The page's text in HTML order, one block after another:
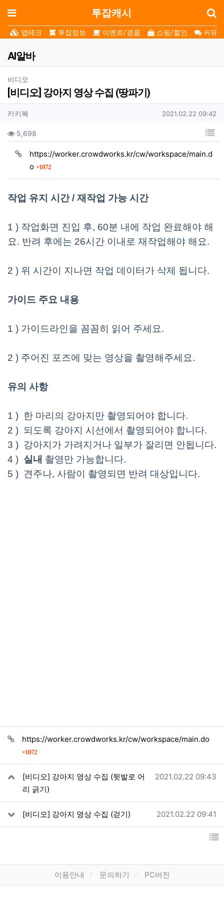
메뉴 투잡캐시
앱테크 투잡정보 이벤트/경품 쇼핑/할인 커뮤
AI알바
분류
비디오
[비디오] 강아지 영상 수집 (땅파기)
작성자 정보
작성자
카키복 작성일
2021.02.22 09:42
컨텐츠 정보
조회5,698 목
https://worker.crowdworks.kr/cw/workspace/main.d
o
1072회 연결
본문
작업 유지 시간 / 재작업 가능 시간
1 ) 작업화면 진입 후, 60분 내에 작업 완료해야 해
요. 반려 후에는 26시간 이내로 재작업해야 해요.
2 ) 위 시간이 지나면 작업 데이터가 삭제 됩니다.
가이드 주요 내용
1 ) 가이드라인을 꼼꼼히 읽어 주세요.
2 ) 주어진 포즈에 맞는 영상을 촬영해주세요.
유의 사항
1 ) 한 마리의 강아지만 촬영되어야 합니다.
2 ) 되도록 강아지 시선에서 촬영되어야 합니다.
3 ) 강아지가 가려지거나 일부가 잘리면 안됩니다.
4 ) 실내 촬영만 가능합니다.
5 ) 견주나, 사람이 촬영되면 반려 대상입니다.
관련자료
https://worker.crowdworks.kr/cw/workspace/main.do
1072회 연결
[비디오] 강아지 영상 수집 (뒷발로 어
리 긁기)
작성일
2021.02.22 09:43
[비디오] 강아지 영상 수집 (걷기) 작성일
2021.02.22 09:41
하단 메뉴이용안내 문의하기 PC버전